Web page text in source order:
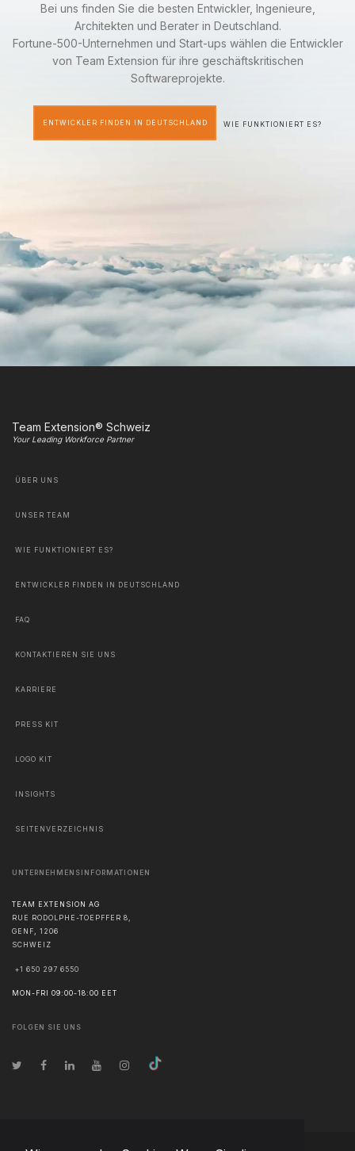
Bei uns finden Sie die besten Entwickler, Ingenieure,
Architekten und Berater in Deutschland.
Fortune-500-Unternehmen und Start-ups wählen die Entwickler
von Team Extension für ihre geschäftskritischen
Softwareprojekte.
ENTWICKLER FINDEN IN DEUTSCHLAND WIE FUNKTIONIERT ES?
Team Extension® Schweiz
Your Leading Workforce Partner
ÜBER UNS
UNSER TEAM
WIE FUNKTIONIERT ES?
ENTWICKLER FINDEN IN DEUTSCHLAND
FAQ
KONTAKTIEREN SIE UNS
KARRIERE
PRESS KIT
LOGO KIT
INSIGHTS
SEITENVERZEICHNIS
UNTERNEHMENSINFORMATIONEN
TEAM EXTENSION AG
RUE RODOLPHE-TOEPFFER 8,
GENF, 1206
SCHWEIZ
+1 650 297 6550
MON-FRI 09:00-18:00 EET
FOLGEN SIE UNS